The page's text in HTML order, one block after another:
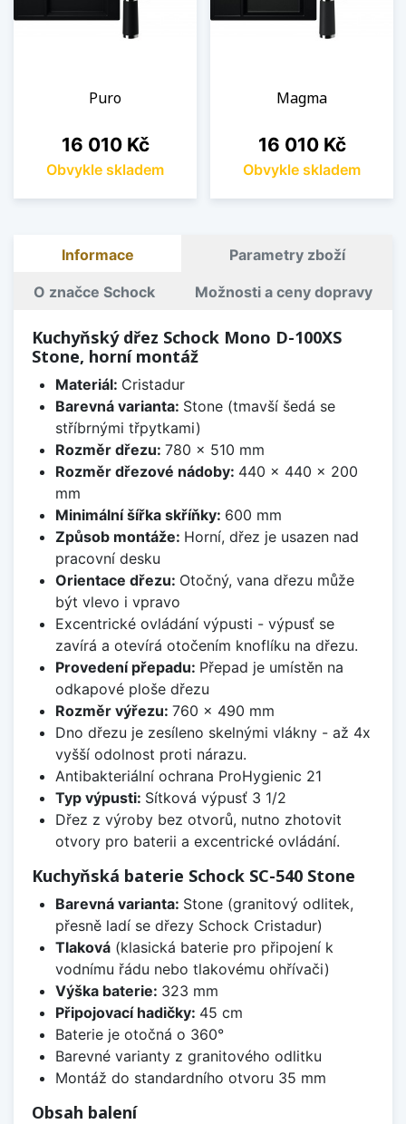
Puro
Cena
16 010 Kč
Obvykle skladem
Magma
Cena
16 010 Kč
Obvykle skladem
Informace Parametry zboží
O značce Schock Možnosti a ceny dopravy
Kuchyňský dřez Schock Mono D-100XS
Stone, horní montáž
Materiál: Cristadur
Barevná varianta: Stone (tmavší šedá se
stříbrnými třpytkami)
Rozměr dřezu: 780 x 510 mm
Rozměr dřezové nádoby: 440 x 440 x 200
mm
Minimální šířka skříňky: 600 mm
Způsob montáže: Horní, dřez je usazen nad
pracovní desku
Orientace dřezu: Otočný, vana dřezu může
být vlevo i vpravo
Excentrické ovládání výpusti - výpusť se
zavírá a otevírá otočením knoflíku na dřezu.
Provedení přepadu: Přepad je umístěn na
odkapové ploše dřezu
Rozměr výřezu: 760 x 490 mm
Dno dřezu je zesíleno skelnými vlákny - až 4x
vyšší odolnost proti nárazu.
Antibakteriální ochrana ProHygienic 21
Typ výpusti: Sítková výpusť 3 1/2
Dřez z výroby bez otvorů, nutno zhotovit
otvory pro baterii a excentrické ovládání.
Kuchyňská baterie Schock SC-540 Stone
Barevná varianta: Stone (granitový odlitek,
přesně ladí se dřezy Schock Cristadur)
Tlaková(klasická baterie pro připojení k
vodnímu řádu nebo tlakovému ohřívači)
Výška baterie: 323 mm
Připojovací hadičky: 45 cm
Baterie je otočná o 360°
Barevné varianty z granitového odlitku
Montáž do standardního otvoru 35 mm
Obsah balení